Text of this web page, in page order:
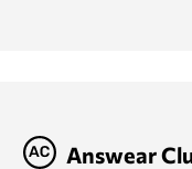
Answear